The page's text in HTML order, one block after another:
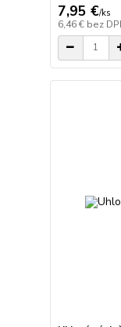
7,95 €/ks
6,46 € bez